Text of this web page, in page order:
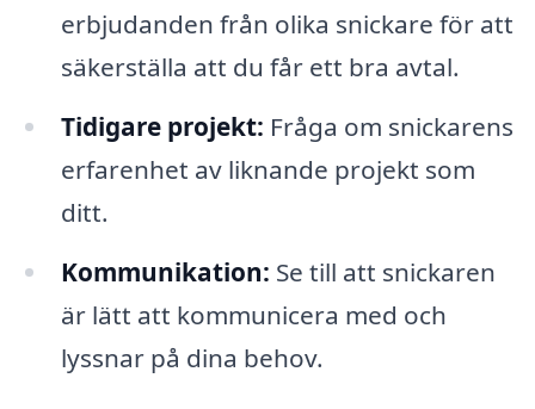
erbjudanden från olika snickare för att
säkerställa att du får ett bra avtal.
Tidigare projekt: Fråga om snickarens
erfarenhet av liknande projekt som
ditt.
Kommunikation: Se till att snickaren
är lätt att kommunicera med och
lyssnar på dina behov.